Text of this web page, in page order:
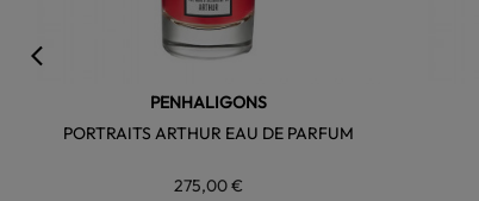
PENHALIGONS
PORTRAITS ARTHUR EAU DE PARFUM
275,00 €